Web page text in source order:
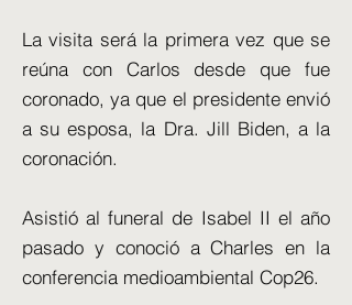
La visita será la primera vez que se
reúna con Carlos desde que fue
coronado, ya que el presidente envió
a su esposa, la Dra. Jill Biden, a la
coronación.
Asistió al funeral de Isabel II el año
pasado y conoció a Charles en la
conferencia medioambiental Cop26.